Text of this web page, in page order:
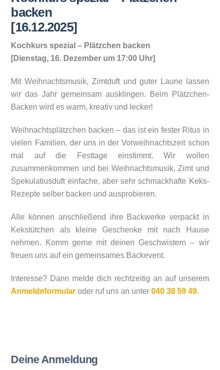
backen
[16.12.2025]
Kochkurs spezial – Plätzchen backen
[Dienstag, 16. Dezember um 17:00 Uhr]
Mit Weihnachtsmusik, Zimtduft und guter Laune lassen
wir das Jahr gemeinsam ausklingen. Beim Plätzchen-
Backen wird es warm, kreativ und lecker!
Weihnachtsplätzchen backen – das ist ein fester Ritus in
vielen Familien, der uns in der Vorweihnachtszeit schon
mal auf die Festtage einstimmt. Wir wollen
zusammenkommen und bei Weihnachtsmusik, Zimt und
Spekulatiusduft einfache, aber sehr schmackhafte Keks-
Rezepte selber backen und ausprobieren.
Alle können anschließend ihre Backwerke verpackt in
Kekstütchen als kleine Geschenke mit nach Hause
nehmen.
Komm gerne mit deinen Geschwistern – wir
freuen uns auf ein gemeinsames Backevent.
Interesse? Dann melde dich rechtzeitig an auf unserem
Anmeldeformular oder ruf uns an unter 040 38 59 49.
Deine Anmeldung